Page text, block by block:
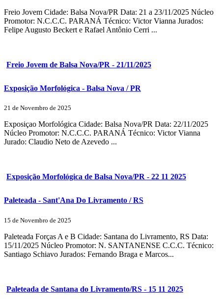
Freio Jovem Cidade: Balsa Nova/PR Data: 21 a 23/11/2025 Núcleo
Promotor: N.C.C.C. PARANÁ Técnico: Victor Vianna Jurados:
Felipe Augusto Beckert e Rafael Antônio Cerri ...
Freio Jovem de Balsa Nova/PR - 21/11/2025
Exposição Morfológica - Balsa Nova / PR
21 de Novembro de 2025
Exposiçao Morfológica Cidade: Balsa Nova/PR Data: 22/11/2025
Núcleo Promotor: N.C.C.C. PARANÁ Técnico: Victor Vianna
Jurado: Claudio Neto de Azevedo ...
Exposição Morfológica de Balsa Nova/PR - 22 11 2025
Paleteada - Sant'Ana Do Livramento / RS
15 de Novembro de 2025
Paleteada Forças A e B Cidade: Santana do Livramento, RS Data:
15/11/2025 Núcleo Promotor: N. SANTANENSE C.C.C. Técnico:
Santiago Schiavo Jurados: Fernando Braga e Marcos...
Paleteada de Santana do Livramento/RS - 15 11 2025